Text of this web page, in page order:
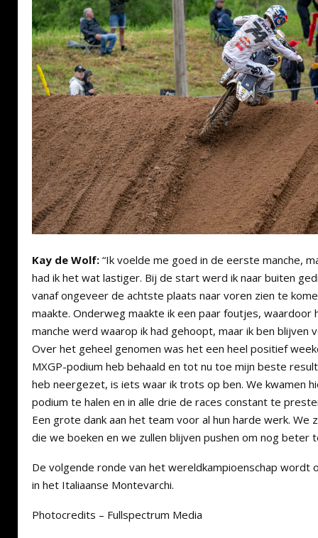
Kay de Wolf: “Ik voelde me goed in de eerste manche,
had ik het wat lastiger. Bij de start werd ik naar buiten
vanaf ongeveer de achtste plaats naar voren zien te
maakte. Onderweg maakte ik een paar foutjes, waardoor
manche werd waarop ik had gehoopt, maar ik ben blijven
Over het geheel genomen was het een heel positief
MXGP-podium heb behaald en tot nu toe mijn beste
heb neergezet, is iets waar ik trots op ben. We kwamen
podium te halen en in alle drie de races constant te
Een grote dank aan het team voor al hun harde werk. We
die we boeken en we zullen blijven pushen om nog beter
De volgende ronde van het wereldkampioenschap wordt
in het Italiaanse Montevarchi.
Photocredits – Fullspectrum Media